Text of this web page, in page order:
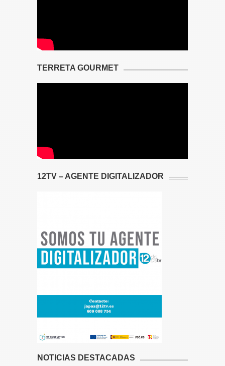
TERRETA GOURMET
12TV – AGENTE DIGITALIZADOR
NOTICIAS DESTACADAS